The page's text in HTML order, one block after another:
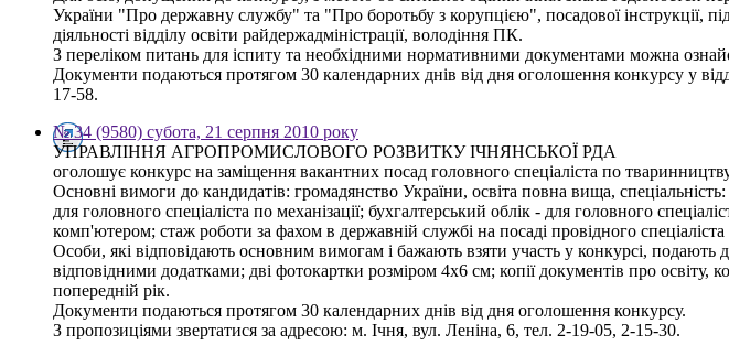
України "Про державну службу" та "Про боротьбу з корупцією", посадової інструкції,
діяльності відділу освіти райдержадміністрації, володіння ПК.
З переліком питань для іспиту та необхідними нормативними документами можна
Документи подаються протягом 30 календарних днів від дня оголошення конкурсу у
17-58.
№ 34 (9580) субота, 21 серпня 2010 року
УПРАВЛІННЯ АГРОПРОМИСЛОВОГО РОЗВИТКУ ІЧНЯНСЬКОЇ РДА
оголошує конкурс на заміщення вакантних посад головного спеціаліста по тваринництву
Основні вимоги до кандидатів: громадянство України, освіта повна вища,
для головного спеціаліста по механізації; бухгалтерський облік - для головного
комп'ютером; стаж роботи за фахом в державній службі на посаді провідного
Особи, які відповідають основним вимогам і бажають взяти участь у конкурсі, подають
відповідними додатками; дві фотокартки розміром 4х6 см; копії документів про освіту,
попередній рік.
Документи подаються протягом 30 календарних днів від дня оголошення конкурсу.
З пропозиціями звертатися за адресою: м. Ічня, вул. Леніна, 6, тел. 2-19-05, 2-15-30.